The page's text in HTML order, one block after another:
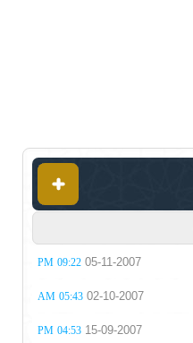
05-11-2007
09:22 PM
02-10-2007
05:43 AM
15-09-2007
04:53 PM